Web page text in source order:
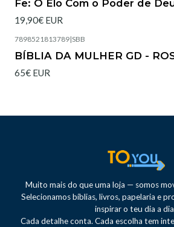
Fe: O Elo Com o Poder de
19,90€ EUR
7898521813789|SBB
BÍBLIA DA MULHER GD -
65€ EUR
Muito mais do que uma loja — somos
Selecionamos bíblias, livros, papelaria e
inspirar o teu dia a
Cada detalhe conta. Cada escolha tem